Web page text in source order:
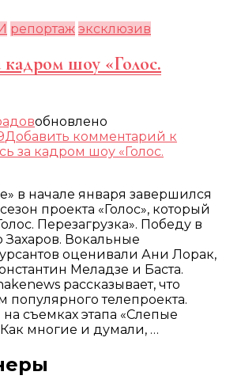
репортаж эксклюзив
кадром шоу «Голос.
обновлено
Добавить комментарий к
за кадром шоу «Голос.
в начале января завершился
проекта «Голос», который
Перезагрузка». Победу в
Вокальные
оценивали Ани Лорак,
Меладзе и Баста.
рассказывает, что
популярного телепроекта.
съемках этапа «Слепые
многие и думали, …